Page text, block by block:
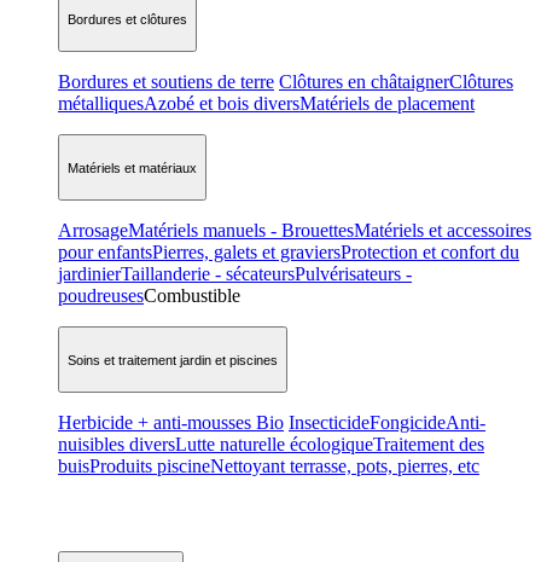
Bordures et clôtures
Bordures et soutiens de terre Clôtures en châtaignerClôtures
métalliquesAzobé et bois diversMatériels de placement
Matériels et matériaux
ArrosageMatériels manuels - BrouettesMatériels et accessoires
pour enfantsPierres, galets et graviersProtection et confort du
jardinierTaillanderie - sécateursPulvérisateurs -
poudreusesCombustible
Soins et traitement jardin et piscines
Herbicide + anti-mousses Bio InsecticideFongicideAnti-
nuisibles diversLutte naturelle écologiqueTraitement des
buisProduits piscineNettoyant terrasse, pots, pierres, etc